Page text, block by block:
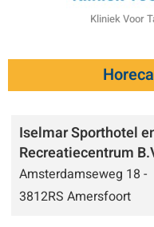
Kliniek Voor
Iselmar Sporthotel
Recreatiecentrum
Amsterdamseweg 18 -
3812RS Amersfoort